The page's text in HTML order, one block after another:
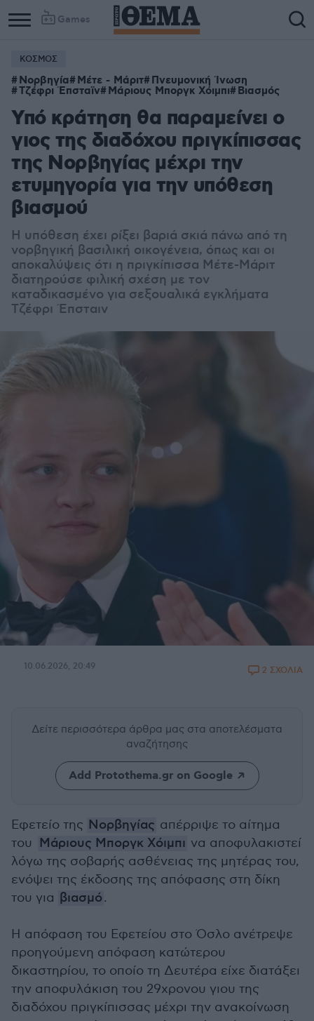
Games
ΚΟΣΜΟΣ
Νορβηγία Μέτε - Μάριτ Πνευμονική Ίνωση
Τζέφρι Έπσταϊν Μάριους Μποργκ Χόιμπι Βιασμός
Υπό κράτηση θα παραμείνει ο
γιος της διαδόχου πριγκίπισσας
της Νορβηγίας μέχρι την
ετυμηγορία για την υπόθεση
βιασμού
Η υπόθεση έχει ρίξει βαριά σκιά πάνω από τη
νορβηγική βασιλική οικογένεια, όπως και οι
αποκαλύψεις ότι η πριγκίπισσα Μέτε-Μάριτ
διατηρούσε φιλική σχέση με τον
καταδικασμένο για σεξουαλικά εγκλήματα
Τζέφρι Έπσταιν
10.06.2026, 20:49 2 ΣΧΟΛΙΑ
Δείτε περισσότερα άρθρα μας στα αποτελέσματα
αναζήτησης
Add Protothema.gr on Google
Εφετείο της Νορβηγίας απέρριψε το αίτημα
του
Μάριους Μποργκ Χόιμπι να αποφυλακιστεί
λόγω της σοβαρής ασθένειας της μητέρας του,
ενόψει της έκδοσης της απόφασης στη δίκη
του για βιασμό.
Η απόφαση του Εφετείου στο Όσλο ανέτρεψε
προηγούμενη απόφαση κατώτερου
δικαστηρίου, το οποίο τη Δευτέρα είχε διατάξει
την αποφυλάκιση του 29χρονου γιου της
διαδόχου πριγκίπισσας μέχρι την ανακοίνωση